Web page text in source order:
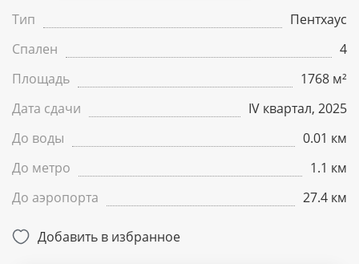
Тип
Пентхаус
Спален
4
Площадь
1768 м²
Дата сдачи
IV квартал, 2025
До воды
0.01 км
До метро
1.1 км
До аэропорта
27.4 км
Добавить в избранное